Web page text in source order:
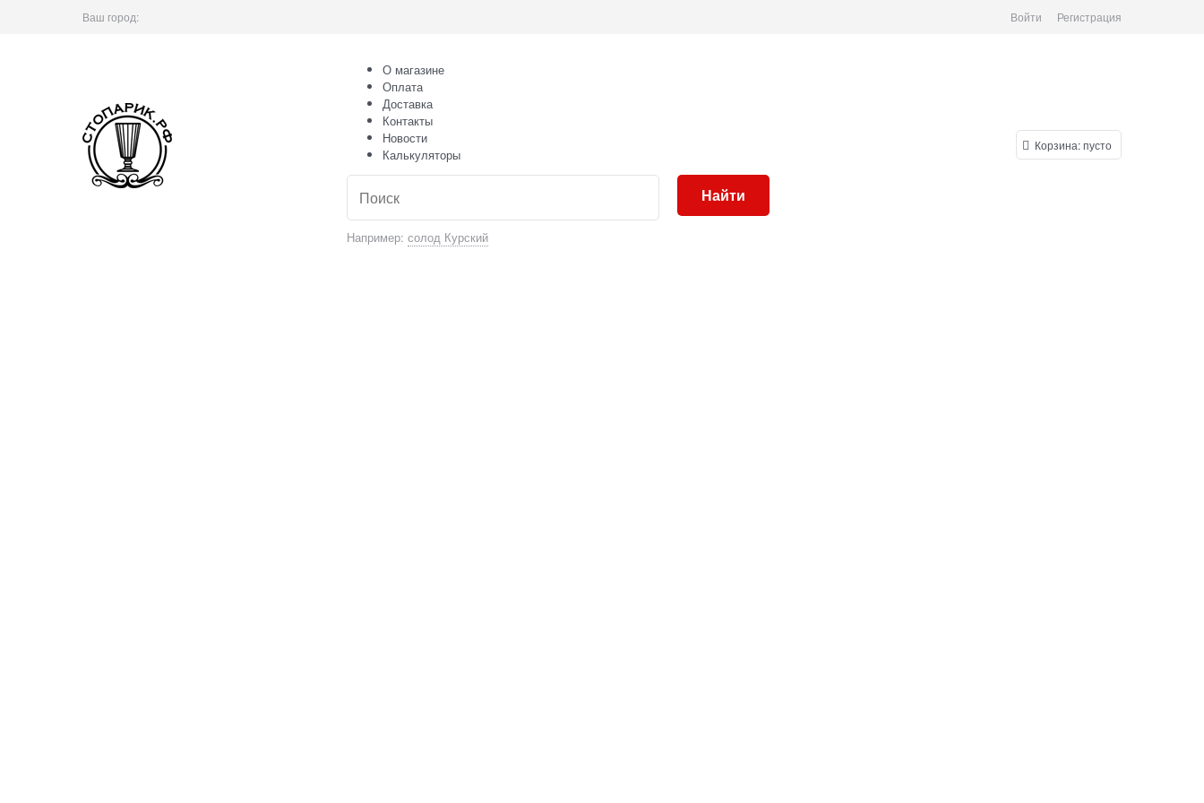
Ваш город: Войти Регистрация
О магазине
Оплата
Доставка
Контакты
Новости
Калькуляторы
Например: солод Курский
Найти
Корзина:пусто